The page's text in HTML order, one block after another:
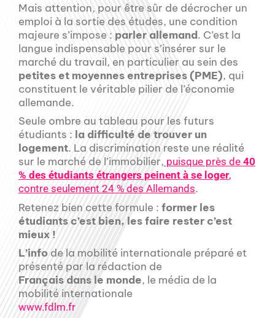
Mais attention, pour être sûr de décrocher un
emploi à la sortie des études, une condition
majeure s’impose : parler allemand. C’est la
langue indispensable pour s’insérer sur le
marché du travail, en particulier au sein des
petites et moyennes entreprises (PME), qui
constituent le véritable pilier de l’économie
allemande.
Seule ombre au tableau pour les futurs
étudiants : la difficulté de trouver un
logement. La discrimination reste une réalité
sur le marché de l’immobilier, puisque près de 40
% des étudiants étrangers peinent à se loger,
contre seulement 24 % des Allemands.
Retenez bien cette formule : former les
étudiants c’est bien, les faire rester c’est
mieux !
L’info de la mobilité internationale préparé et
présenté par la rédaction de
Français dans le monde, le média de la
mobilité internationale
www.fdlm.fr